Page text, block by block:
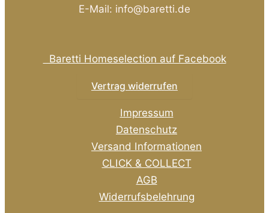
E-Mail: info@baretti.de
Baretti Homeselection auf Facebook
Vertrag widerrufen
Impressum
Datenschutz
Versand Informationen
CLICK & COLLECT
AGB
Widerrufsbelehrung